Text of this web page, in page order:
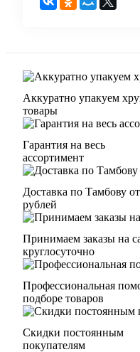
Аккуратно упакуем
товары
Гарантия на весь
ассортимент
Доставка по Тамбову
рублей
Принимаем заказы на
круглосуточно
Профессиональная
подборе товаров
Скидки постоянным
покупателям